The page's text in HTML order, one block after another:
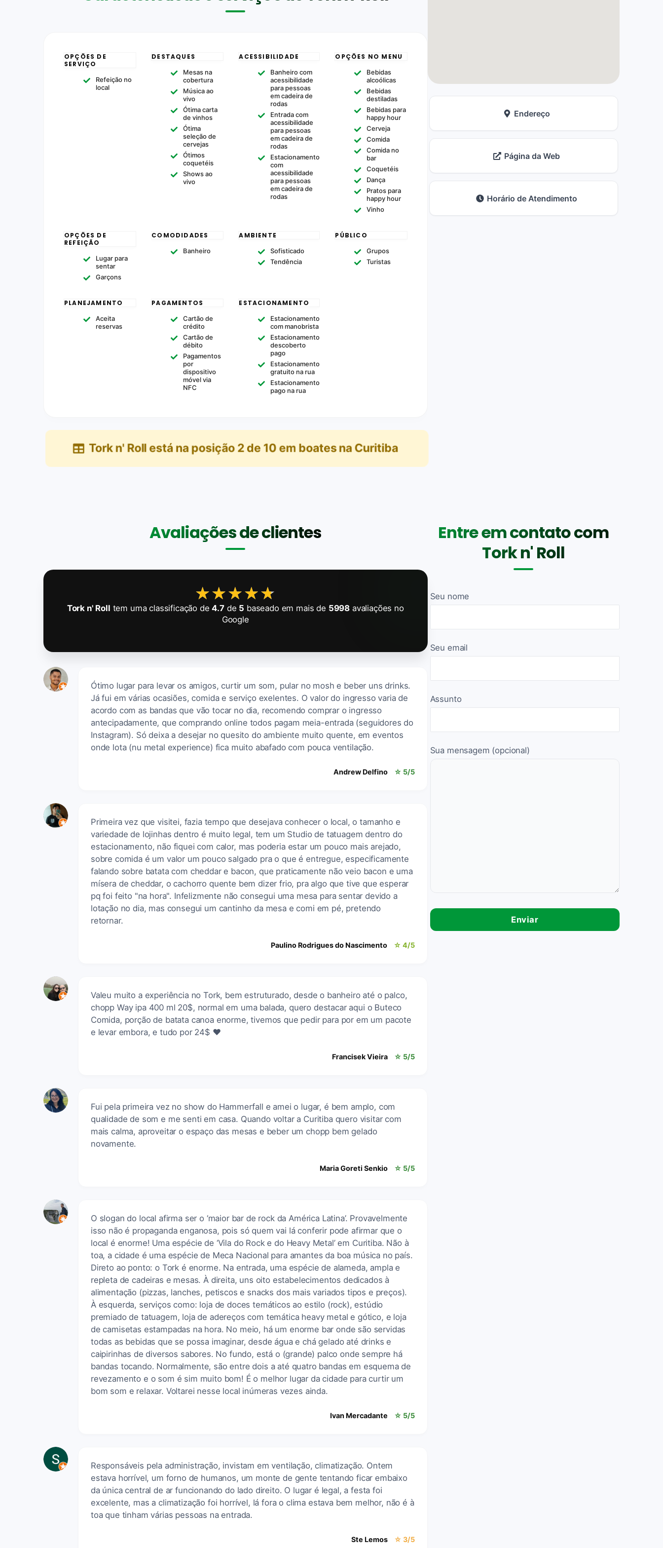
OPÇÕES DE
SERVIÇO
Refeição no
local
DESTAQUES
Mesas na
cobertura
Música ao
vivo
Ótima carta
de vinhos
Ótima
seleção de
cervejas
Ótimos
coquetéis
Shows ao
vivo
ACESSIBILIDADE
Banheiro com
acessibilidade
para pessoas
em cadeira de
rodas
Entrada com
acessibilidade
para pessoas
em cadeira de
rodas
Estacionamento
com
acessibilidade
para pessoas
em cadeira de
rodas
OPÇÕES NO MENU
Bebidas
alcoólicas
Bebidas
destiladas
Bebidas para
happy hour
Cerveja
Comida
Comida no
bar
Coquetéis
Dança
Pratos para
happy hour
Vinho
OPÇÕES DE
REFEIÇÃO
Lugar para
sentar
Garçons
COMODIDADES
Banheiro
AMBIENTE
Sofisticado
Tendência
PÚBLICO
Grupos
Turistas
PLANEJAMENTO
Aceita
reservas
PAGAMENTOS
Cartão de
crédito
Cartão de
débito
Pagamentos
por
dispositivo
móvel via
NFC
ESTACIONAMENTO
Estacionamento
com manobrista
Estacionamento
descoberto
pago
Estacionamento
gratuito na rua
Estacionamento
pago na rua
Tork n' Roll está na posição 2 de 10 em boates na Curitiba
Endereço
Página da Web
Horário de Atendimento
Avaliações de clientes
★★★★★
★★★★★
Tork n' Roll tem uma classificação de4.7de 5 baseado em mais de 5998 avaliações no
Google
Ótimo lugar para levar os amigos, curtir um som, pular no mosh e beber uns drinks.
Já fui em várias ocasiões, comida e serviço exelentes. O valor do ingresso varia de
acordo com as bandas que vão tocar no dia, recomendo comprar o ingresso
antecipadamente, que comprando online todos pagam meia-entrada (seguidores do
Instagram). Só deixa a desejar no quesito do ambiente muito quente, em eventos
onde lota (nu metal experience) fica muito abafado com pouca ventilação.
Andrew Delfino ☆ 5/5
Primeira vez que visitei, fazia tempo que desejava conhecer o local, o tamanho e
variedade de lojinhas dentro é muito legal, tem um Studio de tatuagem dentro do
estacionamento, não fiquei com calor, mas poderia estar um pouco mais arejado,
sobre comida é um valor um pouco salgado pra o que é entregue, especificamente
falando sobre batata com cheddar e bacon, que praticamente não veio bacon e uma
mísera de cheddar, o cachorro quente bem dizer frio, pra algo que tive que esperar
pq foi feito "na hora". Infelizmente não consegui uma mesa para sentar devido a
lotação no dia, mas consegui um cantinho da mesa e comi em pé, pretendo
retornar.
Paulino Rodrigues do Nascimento ☆ 4/5
Valeu muito a experiência no Tork, bem estruturado, desde o banheiro até o palco,
chopp Way ipa 400 ml 20$, normal em uma balada, quero destacar aqui o Buteco
Comida, porção de batata canoa enorme, tivemos que pedir para por em um pacote
e levar embora, e tudo por 24$ ❤️
Francisek Vieira ☆ 5/5
Fui pela primeira vez no show do Hammerfall e amei o lugar, é bem amplo, com
qualidade de som e me senti em casa. Quando voltar a Curitiba quero visitar com
mais calma, aproveitar o espaço das mesas e beber um chopp bem gelado
novamente.
Maria Goreti Senkio ☆ 5/5
O slogan do local afirma ser o ‘maior bar de rock da América Latina’. Provavelmente
isso não é propaganda enganosa, pois só quem vai lá conferir pode afirmar que o
local é enorme! Uma espécie de ‘Vila do Rock e do Heavy Metal’ em Curitiba. Não à
toa, a cidade é uma espécie de Meca Nacional para amantes da boa música no país.
Direto ao ponto: o Tork é enorme. Na entrada, uma espécie de alameda, ampla e
repleta de cadeiras e mesas. À direita, uns oito estabelecimentos dedicados à
alimentação (pizzas, lanches, petiscos e snacks dos mais variados tipos e preços).
À esquerda, serviços como: loja de doces temáticos ao estilo (rock), estúdio
premiado de tatuagem, loja de adereços com temática heavy metal e gótico, e loja
de camisetas estampadas na hora. No meio, há um enorme bar onde são servidas
todas as bebidas que se possa imaginar, desde água e chá gelado até drinks e
caipirinhas de diversos sabores. No fundo, está o (grande) palco onde sempre há
bandas tocando. Normalmente, são entre dois a até quatro bandas em esquema de
revezamento e o som é sim muito bom! É o melhor lugar da cidade para curtir um
bom som e relaxar. Voltarei nesse local inúmeras vezes ainda.
Ivan Mercadante ☆ 5/5
Responsáveis pela administração, invistam em ventilação, climatização. Ontem
estava horrível, um forno de humanos, um monte de gente tentando ficar embaixo
da única central de ar funcionando do lado direito. O lugar é legal, a festa foi
excelente, mas a climatização foi horrível, lá fora o clima estava bem melhor, não é à
toa que tinham várias pessoas na entrada.
Ste Lemos ☆ 3/5
Entre em contato com
Tork n' Roll
Seu nome
Seu email
Assunto
Sua mensagem (opcional)